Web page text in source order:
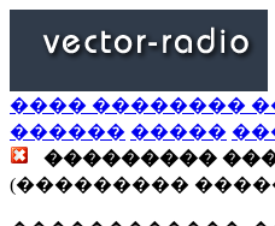
���� ��������
������ �����
���������
(���������